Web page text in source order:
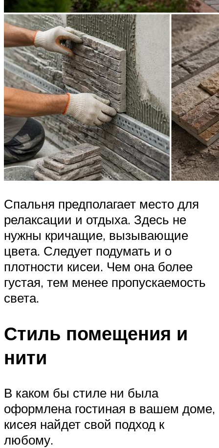
Спальня предполагает место для
релаксации и отдыха. Здесь не
нужны кричащие, вызывающие
цвета. Следует подумать и о
плотности кисеи. Чем она более
густая, тем менее пропускаемость
света.
Стиль помещения и
нити
В каком бы стиле ни была
оформлена гостиная в вашем доме,
кисея найдет свой подход к
любому.